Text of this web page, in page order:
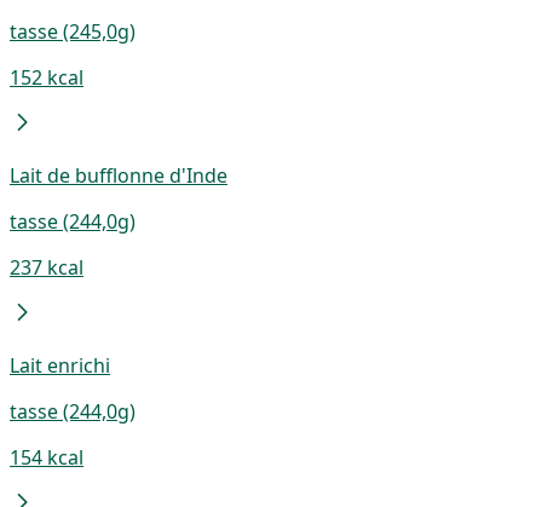
tasse (245,0g)
152 kcal
Lait de bufflonne d'Inde
tasse (244,0g)
237 kcal
Lait enrichi
tasse (244,0g)
154 kcal